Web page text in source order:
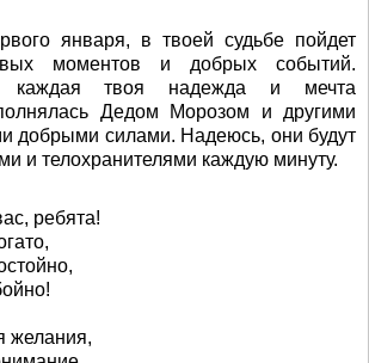
января, в твоей судьбе пойдет
моментов и добрых событий.
каждая твоя надежда и мечта
Дедом Морозом и другими
добрыми силами. Надеюсь, они будут
и телохранителями каждую минуту.
ребята!
желания,